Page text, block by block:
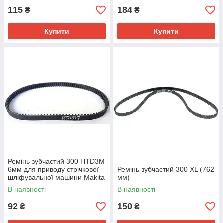
115 ₴
Купити
184 ₴
Купити
Ремінь зубчастий 300 HTD3M
6мм для приводу стрічкової
шліфувальної машини Makita
9910, 9911, 9912
В наявності
92 ₴
Ремінь зубчастий 300 XL (762
мм)
В наявності
150 ₴